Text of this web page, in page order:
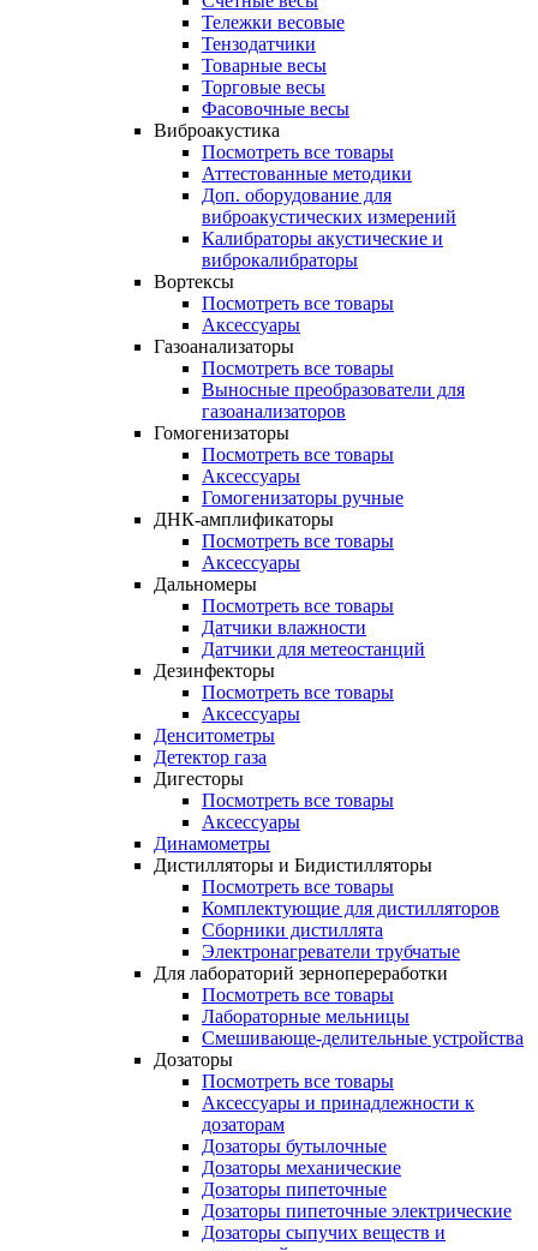
Тележки весовые
Тензодатчики
Товарные весы
Торговые весы
Фасовочные весы
Виброакустика
Посмотреть все товары
Аттестованные методики
Доп. оборудование для
виброакустических измерений
Калибраторы акустические и
виброкалибраторы
Вортексы
Посмотреть все товары
Аксессуары
Газоанализаторы
Посмотреть все товары
Выносные преобразователи для
газоанализаторов
Гомогенизаторы
Посмотреть все товары
Аксессуары
Гомогенизаторы ручные
ДНК-амплификаторы
Посмотреть все товары
Аксессуары
Дальномеры
Посмотреть все товары
Датчики влажности
Датчики для метеостанций
Дезинфекторы
Посмотреть все товары
Аксессуары
Денситометры
Детектор газа
Дигесторы
Посмотреть все товары
Аксессуары
Динамометры
Дистилляторы и Бидистилляторы
Посмотреть все товары
Комплектующие для дистилляторов
Сборники дистиллята
Электронагреватели трубчатые
Для лабораторий зернопереработки
Посмотреть все товары
Лабораторные мельницы
Смешивающе-делительные устройства
Дозаторы
Посмотреть все товары
Аксессуары и принадлежности к
дозаторам
Дозаторы бутылочные
Дозаторы механические
Дозаторы пипеточные
Дозаторы пипеточные электрические
Дозаторы сыпучих веществ и